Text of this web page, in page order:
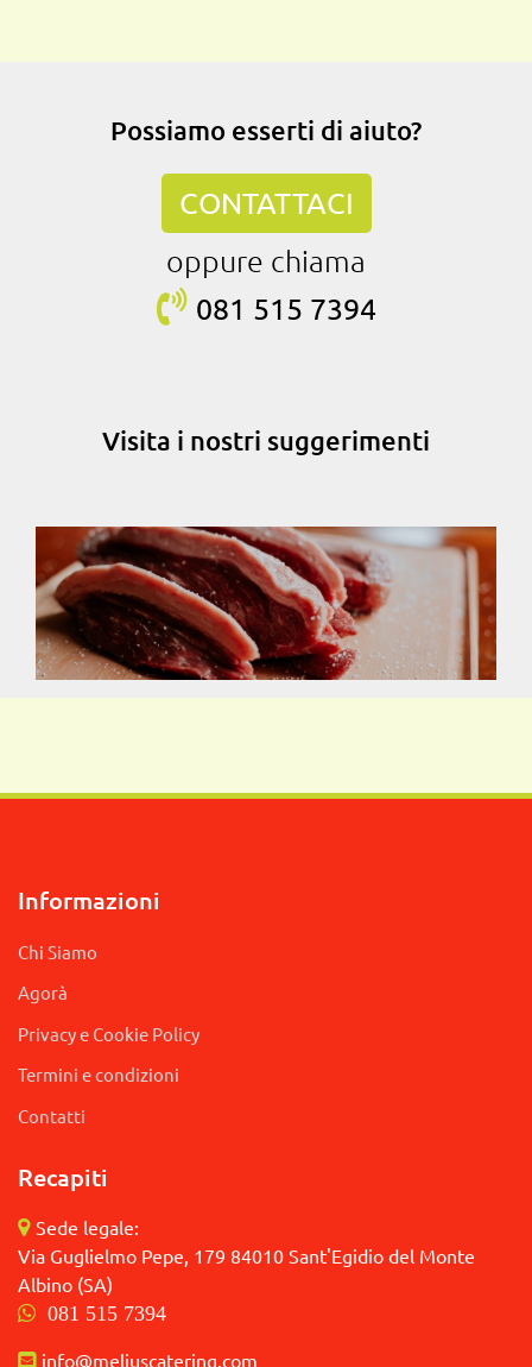
Possiamo esserti di aiuto?
CONTATTACI
oppure chiama
081 515 7394
Visita i nostri suggerimenti
Informazioni
Chi Siamo
Agorà
Privacy e Cookie Policy
Termini e condizioni
Contatti
Recapiti
Sede legale:
Via Guglielmo Pepe, 179 84010 Sant'Egidio del Monte
Albino (SA)
081 515 7394
info@meliuscatering.com